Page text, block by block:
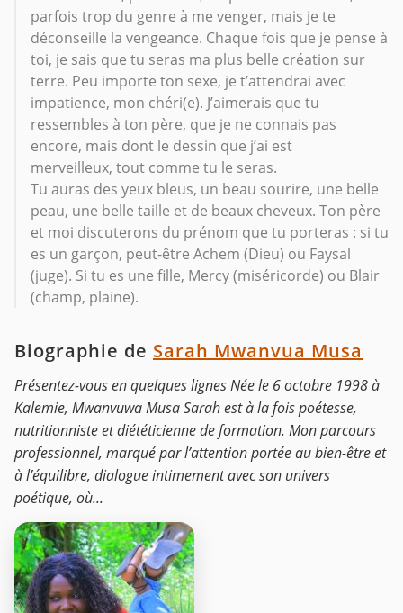
parfois trop du genre à me venger, mais je te
déconseille la vengeance. Chaque fois que je pense à
toi, je sais que tu seras ma plus belle création sur
terre. Peu importe ton sexe, je t’attendrai avec
impatience, mon chéri(e). J’aimerais que tu
ressembles à ton père, que je ne connais pas
encore, mais dont le dessin que j’ai est
merveilleux, tout comme tu le seras.
Tu auras des yeux bleus, un beau sourire, une belle
peau, une belle taille et de beaux cheveux. Ton père
et moi discuterons du prénom que tu porteras : si tu
es un garçon, peut-être Achem (Dieu) ou Faysal
(juge). Si tu es une fille, Mercy (miséricorde) ou Blair
(champ, plaine).
Biographie de Sarah Mwanvua Musa
Présentez-vous en quelques lignes Née le 6 octobre 1998 à
Kalemie, Mwanvuwa Musa Sarah est à la fois poétesse,
nutritionniste et diététicienne de formation. Mon parcours
professionnel, marqué par l’attention portée au bien-être et
à l’équilibre, dialogue intimement avec son univers
poétique, où...